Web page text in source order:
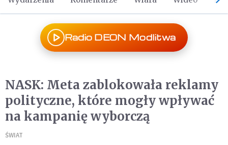
Radio DEON Modlitwa
NASK: Meta zablokowała reklamy
polityczne, które mogły wpływać
na kampanię wyborczą
ŚWIAT